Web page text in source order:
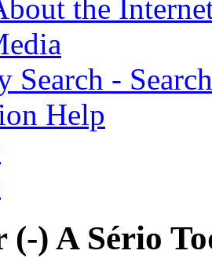
the
Search -
Help
(-) A Sério